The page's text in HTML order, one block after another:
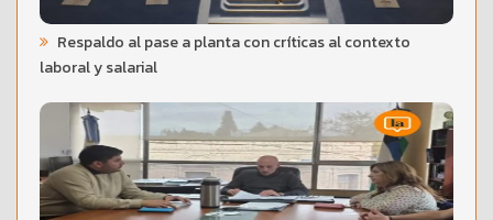
Respaldo al pase a planta con críticas al contexto
laboral y salarial